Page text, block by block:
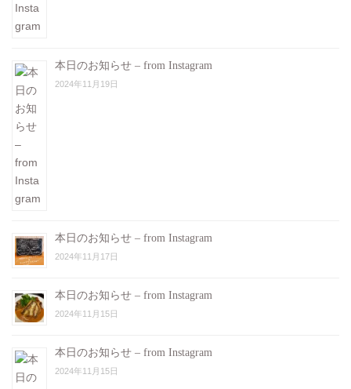
本日のお知らせ – from Instagram
2024年11月19日
本日のお知らせ – from Instagram
2024年11月17日
本日のお知らせ – from Instagram
2024年11月15日
本日のお知らせ – from Instagram
2024年11月15日